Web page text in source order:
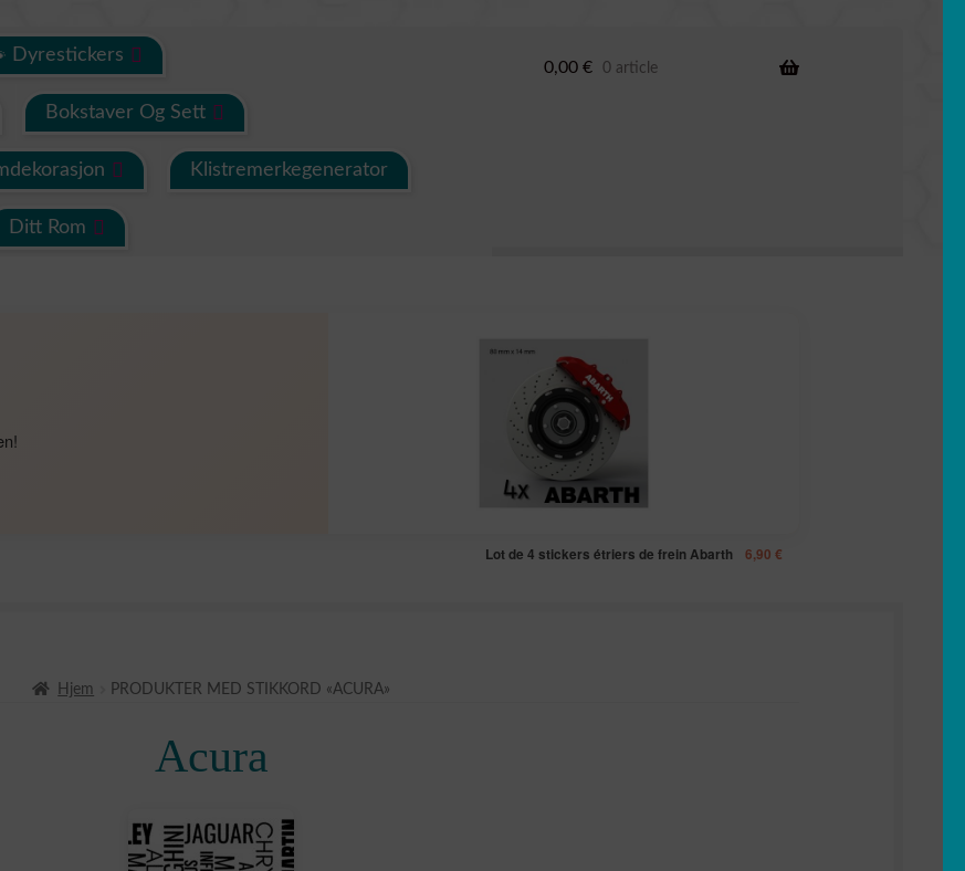
Dyrestickers
Bokstaver Og Sett
Klistremerkegenerator
Ditt Rom
0,00 € 0 article
Lot de 4 stickers étriers de frein Abarth 6,90 €
Hjem PRODUKTER MED STIKKORD «ACURA»
Acura